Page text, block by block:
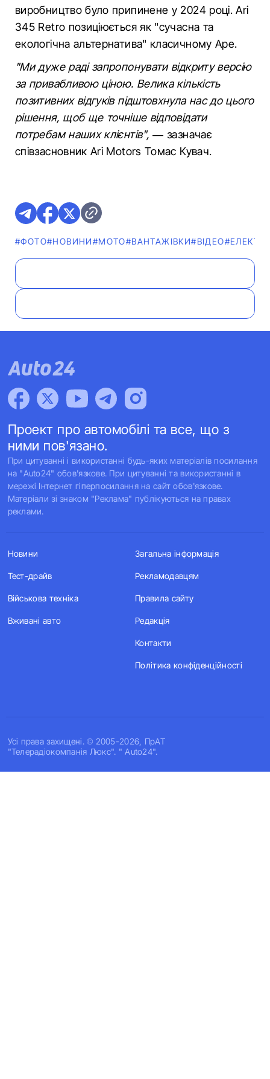
виробництво було припинене у 2024 році. Ari
345 Retro позиціюється як "сучасна та
екологічна альтернатива" класичному Ape.
"Ми дуже раді запропонувати відкриту версію
за привабливою ціною. Велика кількість
позитивних відгуків підштовхнула нас до цього
рішення, щоб ще точніше відповідати
потребам наших клієнтів",— зазначає
співзасновник Ari Motors Томас Кувач.
#ФОТО#НОВИНИ#МОТО#ВАНТАЖІВКИ#ВІДЕО
Проект про автомобілі та все, що з
ними пов'язано.
При цитуванні і використанні будь-яких матеріалів посилання
на "Auto24" обов'язкове. При цитуванні та використанні в
мережі Інтернет гіперпосилання на сайт обов'язкове.
Матеріали зі знаком "Реклама" публікуються на правах
реклами.
Усi права захищенi. © 2005-2026, ПрАТ
"Телерадіокомпанія Люкс". " Auto24".
Новини
Тест-драйв
Військова техніка
Вживані авто
Загальна інформація
Рекламодавцям
Правила сайту
Редакція
Контакти
Політика конфіденційності